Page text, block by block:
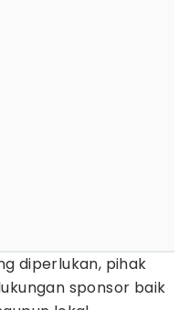
diperlukan, pihak
sponsor baik